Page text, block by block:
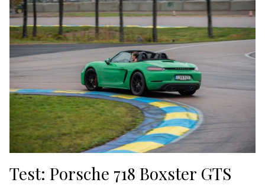
Test: Porsche 718 Boxster GTS